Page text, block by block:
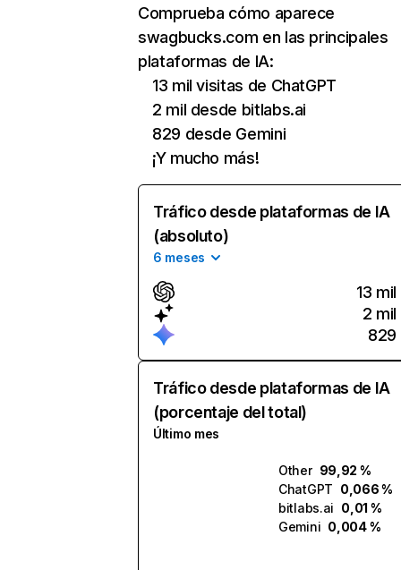
Comprueba cómo aparece
swagbucks.com en las principales
plataformas de IA:
13 mil visitas de ChatGPT
2 mil desde bitlabs.ai
829 desde Gemini
¡Y mucho más!
Tráfico desde plataformas de IA
(absoluto)
6 meses
13 mil
2 mil
829
Tráfico desde plataformas de IA
(porcentaje del total)
Último mes
Other 99,92 %
ChatGPT 0,066 %
bitlabs.ai 0,01 %
Gemini 0,004 %